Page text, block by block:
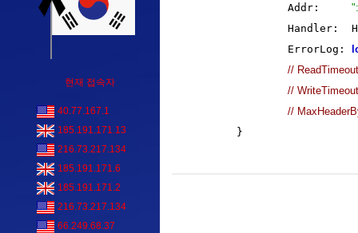
현재 접속자
40.77.167.1
185.191.171.13
216.73.217.134
185.191.171.6
185.191.171.2
216.73.217.134
66.249.68.37
		Addr:
		ErrorLog:
//
//
//